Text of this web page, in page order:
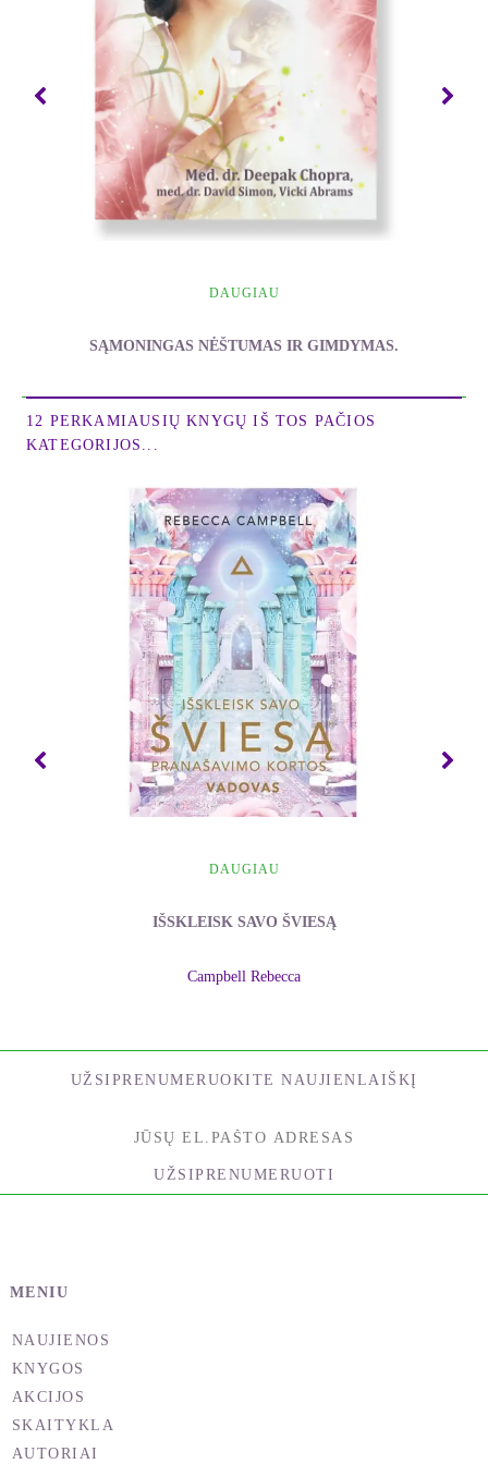
"Mago kelyje" pažadina protą ir nukreipia mus
atpildą nešančiu keliu į begalybę.
Kai eidami nuo vienos pamokos prie kitos augsite
savo išmintimi ir patyrimu, jumyse atsivers naujos
savybės ir padės jums susikurti norimą gyvenimą.
Mokymosi iš mago tikslas yra patiems surasti
savyje magą. Kai rasite vidinį vadovą, būsite radę
daugiau kaip trisdešimties videojuostų serijos, kartu
programa "Kūnas, protas ir siela: magija ir
programa, specialiai skirta šitai knygai. Jo darbai
buvo išversti į dvidešimt penkias kalbas.
perkamiausią knygą "Septyni dvasiniai sėkmės
dėsniai" išeina nepaprastai įžvalgi, gyvenimą
keičianti knyga, ieškojimo forma žmonėms, kurie
jaučia, jog mūsų gyvenime trūksta kažko
neapčiuopiamo ir svarbaus.
"Mago kelias" sudarytas iš dvidešimties pamokų,
kurios padeda skaitytojui susikurti naują ir geresnį
gyvenimą - gyvenimą, kurio visi norime, bet
nerandame į jį kelio.
"Mago kelias" duoda raktą meilei, asmeninei
pilnatvei ir dvasiniam ryšiui pasiekti. Perskaitykite
visas savo praeities nuostatas apie sėkmę ir laimę.
mūsų pastangos, į laisvesnį gyvenimą, kuris sudaro
DAUGIAU
SĄMONINGAS NĖŠTUMAS IR GIMDYMAS.
Chopra Deepak
12 PERKAMIAUSIŲ KNYGŲ IŠ TOS PAČIOS
KATEGORIJOS...
DAUGIAU
IŠSKLEISK SAVO ŠVIESĄ
Campbell Rebecca
UŽSIPRENUMERUOKITE NAUJIENLAIŠKĮ
UŽSIPRENUMERUOTI
MENIU
NAUJIENOS
KNYGOS
AKCIJOS
SKAITYKLA
AUTORIAI